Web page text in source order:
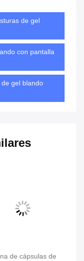
de gel
con pantalla
gel blando
de hacer Softgel